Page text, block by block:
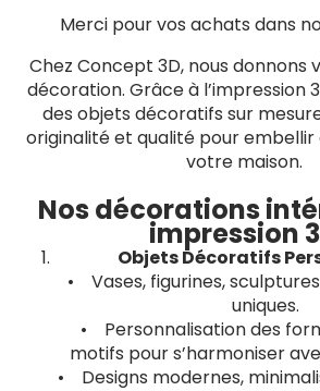
Merci pour vos achats dans
Chez Concept 3D, nous donnons
décoration. Grâce à l’impression
des objets décoratifs sur
originalité et qualité pour
votre maison.
Nos décorations
impression
Objets Décoratifs
• Vases, figurines,
uniques.
• Personnalisation des
motifs pour s’harmoniser
• Designs modernes,